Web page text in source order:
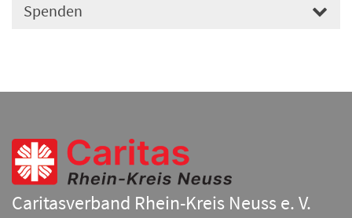
Spenden
Caritasverband Rhein-Kreis Neuss e. V.